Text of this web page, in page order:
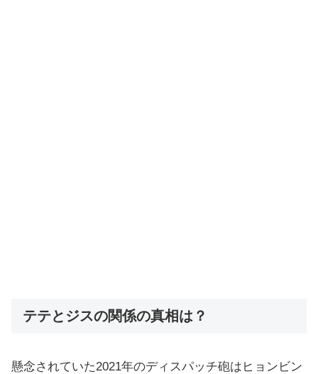
テテとジスの関係の真相は？
懸念されていた2021年のディスパッチ砲はヒョンビン